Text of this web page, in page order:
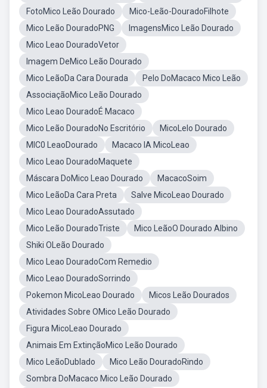
FotoMico Leão Dourado
Mico-Leão-DouradoFilhote
Mico Leão DouradoPNG
ImagensMico Leão Dourado
Mico Leao DouradoVetor
Imagem DeMico Leão Dourado
Mico LeãoDa Cara Dourada
Pelo DoMacaco Mico Leão
AssociaçãoMico Leão Dourado
Mico Leao DouradoÉ Macaco
Mico Leão DouradoNo Escritório
MicoLelo Dourado
MIC0 LeaoDourado
Macaco IA MicoLeao
Mico Leao DouradoMaquete
Máscara DoMico Leao Dourado
MacacoSoim
Mico LeãoDa Cara Preta
Salve MicoLeao Dourado
Mico Leao DouradoAssutado
Mico Leão DouradoTriste
Mico LeãoO Dourado Albino
Shiki OLeão Dourado
Mico Leao DouradoCom Remedio
Mico Leao DouradoSorrindo
Pokemon MicoLeao Dourado
Micos Leão Dourados
Atividades Sobre OMico Leão Dourado
Figura MicoLeao Dourado
Animais Em ExtinçãoMico Leão Dourado
Mico LeãoDublado
Mico Leão DouradoRindo
Sombra DoMacaco Mico Leão Dourado